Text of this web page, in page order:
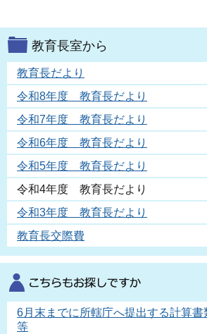
教育長室から
教育長だより
令和8年度 教育長だより
令和7年度 教育長だより
令和6年度 教育長だより
令和5年度 教育長だより
令和4年度 教育長だより
令和3年度 教育長だより
教育長交際費
6月末までに所轄庁へ提出する計算
等